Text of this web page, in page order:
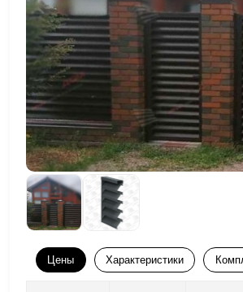
Цены Характеристики